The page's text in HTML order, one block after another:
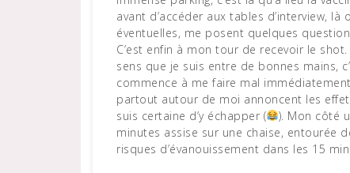
avant d’accéder aux tables d’interview,
éventuelles, me posent quelques
C’est enfin à mon tour de recevoir le
sens que je suis entre de bonnes mains,
commence à me faire mal
partout autour de moi annoncent les
suis certaine d’y échapper (
). Mon côté
minutes assise sur une chaise, entourée
risques d’évanouissement dans les 15